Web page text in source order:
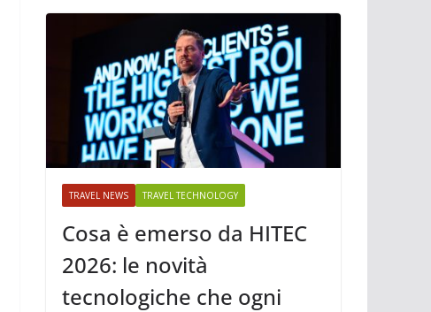
TRAVEL NEWS TRAVEL TECHNOLOGY
Cosa è emerso da HITEC
2026: le novità
tecnologiche che ogni